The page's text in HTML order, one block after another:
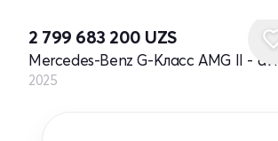
2 799 683 200 UZS
2025